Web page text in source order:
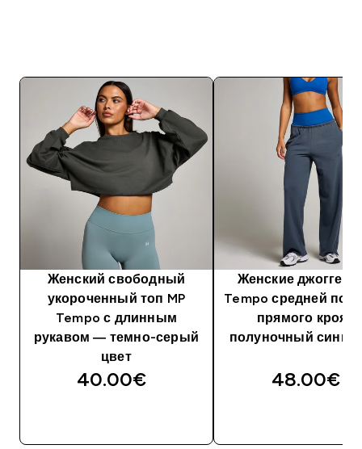
Женский свободный
укороченный топ MP
Tempo с длинным
рукавом ― темно-серый
цвет
40.00€‎
Женские джоггеры
Tempo средней
прямого кроя
полуночный синий
48.00€‎